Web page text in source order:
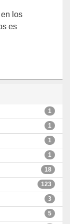
los
es
1
1
1
1
18
123
3
5